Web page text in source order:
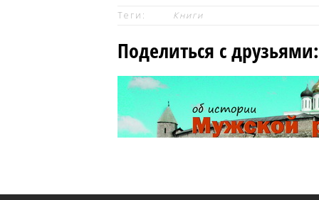
Теги:
Книги
Поделиться с друзьями: